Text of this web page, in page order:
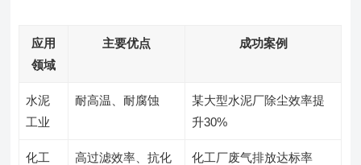
应用
领域
主要优点 成功案例
水泥
工业
耐高温、耐腐蚀
某大型水泥厂除尘效率提
升30%
化工
高过滤效率、抗化
化工厂废气排放达标率